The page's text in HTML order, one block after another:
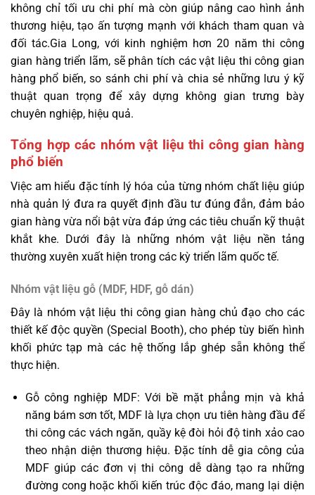
không chỉ tối ưu chi phí mà còn giúp nâng cao hình ảnh
thương hiệu, tạo ấn tượng mạnh với khách tham quan và
đối tác.Gia Long, với kinh nghiệm hơn 20 năm thi công
gian hàng triển lãm, sẽ phân tích các vật liệu thi công gian
hàng phổ biến, so sánh chi phí và chia sẻ những lưu ý kỹ
thuật quan trọng để xây dựng không gian trưng bày
chuyên nghiệp, hiệu quả.
Tổng hợp các nhóm vật liệu thi công gian hàng
phổ biến
Việc am hiểu đặc tính lý hóa của từng nhóm chất liệu giúp
nhà quản lý đưa ra quyết định đầu tư đúng đắn, đảm bảo
gian hàng vừa nổi bật vừa đáp ứng các tiêu chuẩn kỹ thuật
khắt khe. Dưới đây là những nhóm vật liệu nền tảng
thường xuyên xuất hiện trong các kỳ triển lãm quốc tế.
Nhóm vật liệu gỗ (MDF, HDF, gỗ dán)
Đây là nhóm vật liệu thi công gian hàng chủ đạo cho các
thiết kế độc quyền (Special Booth), cho phép tùy biến hình
khối phức tạp mà các hệ thống lắp ghép sẵn không thể
thực hiện.
Gỗ công nghiệp MDF: Với bề mặt phẳng mịn và khả
năng bám sơn tốt, MDF là lựa chọn ưu tiên hàng đầu để
thi công các vách ngăn, quầy kệ đòi hỏi độ tinh xảo cao
theo nhận diện thương hiệu. Đặc tính dễ gia công của
MDF giúp các đơn vị thi công dễ dàng tạo ra những
đường cong hoặc khối kiến trúc độc đáo, mang lại diện